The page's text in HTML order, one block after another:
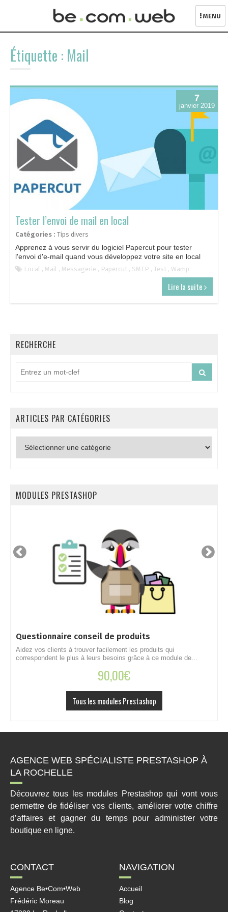
content
MENU
Étiquette : Mail
7
janvier 2019
Tester l’envoi de mail en local
Catégories : Tips divers
Apprenez à vous servir du logiciel Papercut pour tester
l'envoi d'e-mail quand vous développez votre site en local
Local , Mail , Messagerie , Papercut , SMTP , Test , Wamp
Lire la suite
RECHERCHE
ARTICLES PAR CATÉGORIES
par
MODULES PRESTASHOP
Tous les modules Prestashop
Questionnaire conseil de produits
Aidez vos clients à trouver facilement les produits qui
correspondent le plus à leurs besoins grâce à ce module de...
90,00€
AGENCE WEB SPÉCIALISTE PRESTASHOP À
LA ROCHELLE
Découvrez tous les modules Prestashop qui vont vous
permettre de fidéliser vos clients, améliorer votre chiffre
d’affaires et gagner du temps pour administrer votre
boutique en ligne.
CONTACT
Agence Be•Com•Web
Frédéric Moreau
NAVIGATION
Accueil
Blog